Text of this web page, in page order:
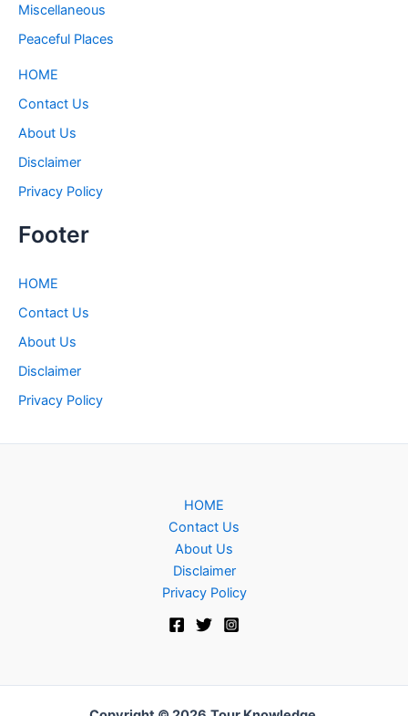
Miscellaneous
Peaceful Places
HOME
Contact Us
About Us
Disclaimer
Privacy Policy
Footer
HOME
Contact Us
About Us
Disclaimer
Privacy Policy
HOME
Contact Us
About Us
Disclaimer
Privacy Policy